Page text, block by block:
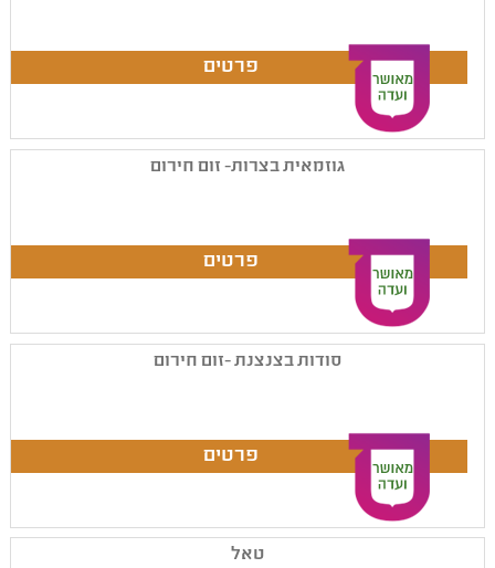
גוזמאית בצרות- זום חירום
סודות בצנצנת -זום חירום
טאל